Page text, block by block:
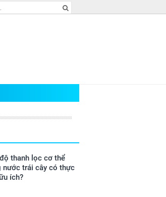
thanh lọc cơ thể
nước trái cây có thực
ích?